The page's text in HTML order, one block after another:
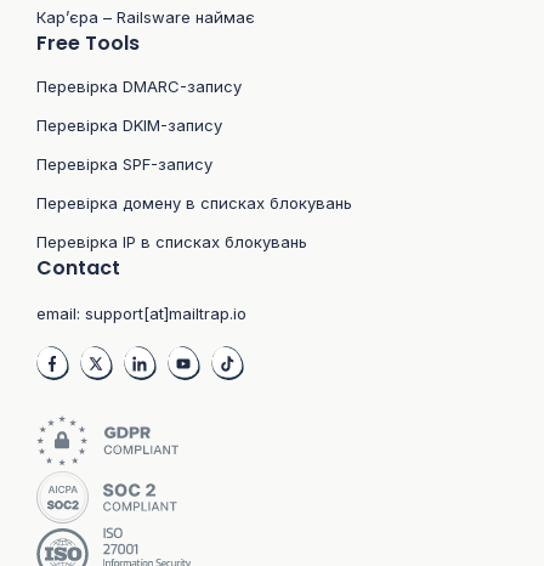
Кар’єра – Railsware наймає
Free Tools
Перевірка DMARC-запису
Перевірка DKIM-запису
Перевірка SPF-запису
Перевірка домену в списках блокувань
Перевірка IP в списках блокувань
Contact
email: support[at]mailtrap.io